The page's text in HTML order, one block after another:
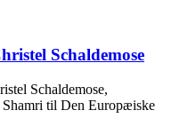
Schaldemose
Schaldemose,
til Den Europæiske